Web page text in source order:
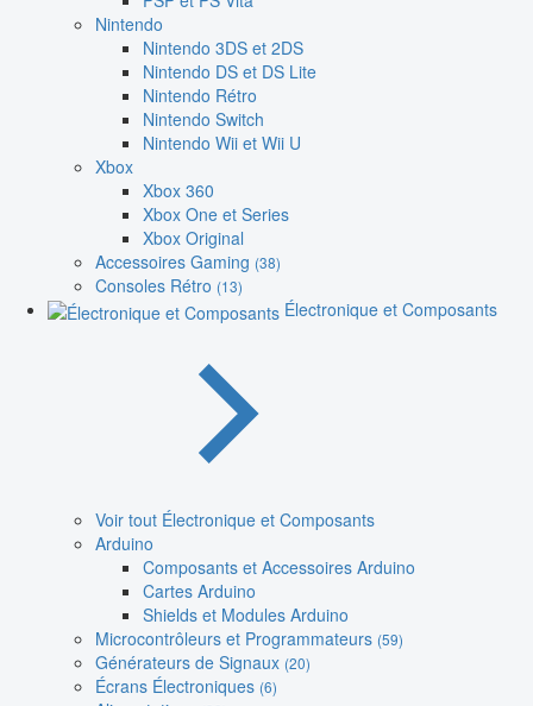
Nintendo
Nintendo 3DS et 2DS
Nintendo DS et DS Lite
Nintendo Rétro
Nintendo Switch
Nintendo Wii et Wii U
Xbox
Xbox 360
Xbox One et Series
Xbox Original
Accessoires Gaming (38)
Consoles Rétro (13)
Électronique et Composants
Voir tout Électronique et Composants
Arduino
Composants et Accessoires Arduino
Cartes Arduino
Shields et Modules Arduino
Microcontrôleurs et Programmateurs (59)
Générateurs de Signaux (20)
Écrans Électroniques (6)